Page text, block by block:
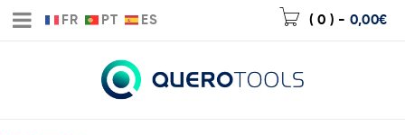
FR PT ES ( 0 ) - 0,00€